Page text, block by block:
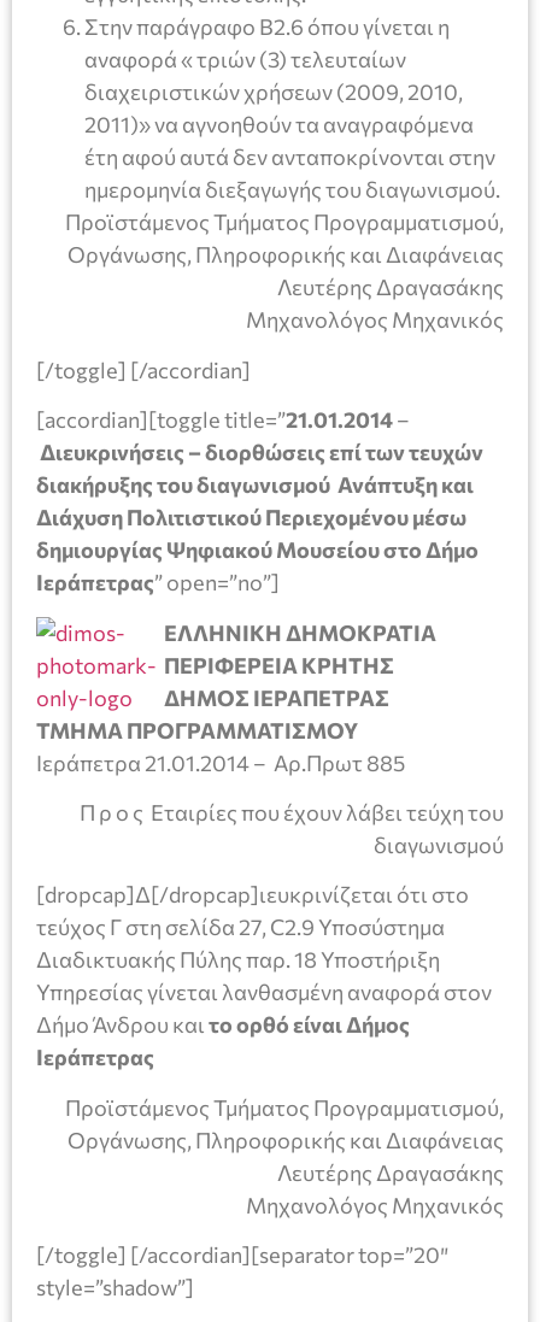
Στην παράγραφο Β2.6 όπου γίνεται η
αναφορά « τριών (3) τελευταίων
διαχειριστικών χρήσεων (2009, 2010,
2011)» να αγνοηθούν τα αναγραφόμενα
έτη αφού αυτά δεν ανταποκρίνονται στην
ημερομηνία διεξαγωγής του διαγωνισμού.
Προϊστάμενος Τμήματος Προγραμματισμού,
Οργάνωσης, Πληροφορικής και Διαφάνειας
Λευτέρης Δραγασάκης
Μηχανολόγος Μηχανικός
[/toggle] [/accordian]
[accordian][toggle title=”21.01.2014–
Διευκρινήσεις – διορθώσεις επί των τευχών
διακήρυξης του διαγωνισμού Ανάπτυξη και
Διάχυση Πολιτιστικού Περιεχομένου μέσω
δημιουργίας Ψηφιακού Μουσείου στο Δήμο
Ιεράπετρας” open=”no”]
ΕΛΛΗΝΙΚΗ ΔΗΜΟΚΡΑΤΙΑ
ΠΕΡΙΦΕΡΕΙΑ ΚΡΗΤΗΣ
ΔΗΜΟΣ ΙΕΡΑΠΕΤΡΑΣ
ΤΜΗΜΑ ΠΡΟΓΡΑΜΜΑΤΙΣΜΟΥ
Ιεράπετρα 21.01.2014 – Αρ.Πρωτ 885
Π ρ ο ς Εταιρίες που έχουν λάβει τεύχη του
διαγωνισμού
[dropcap]Δ[/dropcap]ιευκρινίζεται ότι στο
τεύχος Γ στη σελίδα 27, C2.9 Υποσύστημα
Διαδικτυακής Πύλης παρ. 18 Υποστήριξη
Υπηρεσίας γίνεται λανθασμένη αναφορά στον
Δήμο Άνδρου και το ορθό είναι Δήμος
Ιεράπετρας
Προϊστάμενος Τμήματος Προγραμματισμού,
Οργάνωσης, Πληροφορικής και Διαφάνειας
Λευτέρης Δραγασάκης
Μηχανολόγος Μηχανικός
[/toggle] [/accordian][separator top=”20″
style=”shadow”]